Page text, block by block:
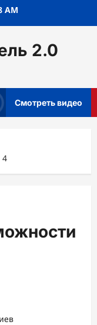
AM
2.0
Смотреть видео
4